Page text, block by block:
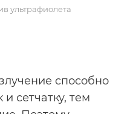
ультрафиолета
способно
сетчатку, тем